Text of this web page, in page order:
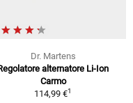
Dr. Martens
alternatore Li-Ion
Carmo
114,99 €1